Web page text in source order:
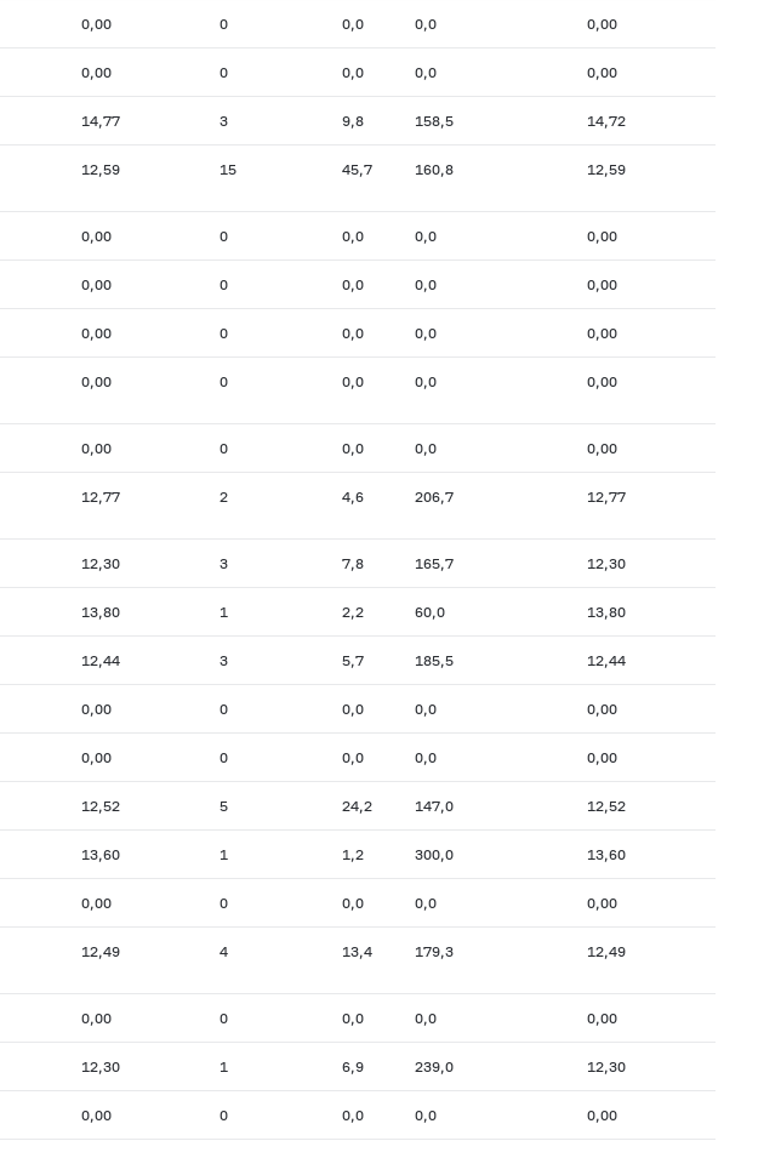
0,00 0 0,0 0,0 0,00
0,00 0 0,0 0,0 0,00
14,77 3 9,8 158,5 14,72
12,59 15 45,7 160,8 12,59
0,00 0 0,0 0,0 0,00
0,00 0 0,0 0,0 0,00
0,00 0 0,0 0,0 0,00
0,00 0 0,0 0,0 0,00
0,00 0 0,0 0,0 0,00
12,77 2 4,6 206,7 12,77
12,30 3 7,8 165,7 12,30
13,80 1 2,2 60,0 13,80
12,44 3 5,7 185,5 12,44
0,00 0 0,0 0,0 0,00
0,00 0 0,0 0,0 0,00
12,52 5 24,2 147,0 12,52
13,60 1 1,2 300,0 13,60
0,00 0 0,0 0,0 0,00
12,49 4 13,4 179,3 12,49
0,00 0 0,0 0,0 0,00
12,30 1 6,9 239,0 12,30
0,00 0 0,0 0,0 0,00